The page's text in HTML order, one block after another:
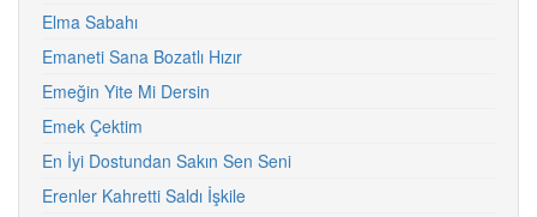
Elma Sabahı
Emaneti Sana Bozatlı Hızır
Emeğin Yite Mi Dersin
Emek Çektim
En İyi Dostundan Sakın Sen Seni
Erenler Kahretti Saldı İşkile